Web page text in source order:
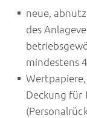
neue,
des
mindestens
Deckung für